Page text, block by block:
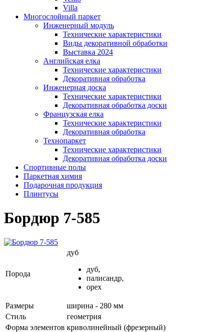
Villa
Многослойный паркет
Инженерный модуль
Технические характеристики
Виды декоративной обработки
Выставка 2024
Английская елка
Технические характеристики
Декоративная обработка
Инженерная доска
Технические характеристики
Декоративная обработка доски
Французская елка
Технические характеристики
Декоративная обработка
Технопаркет
Технические характеристики
Декоративная обработка доски
Спортивные полы
Паркетная химия
Подарочная продукция
Плинтусы
Бордюр 7-585
Порода
дуб
дуб,
палисандр,
орех
Размеры
ширина - 280 мм
Стиль
геометрия
Форма элементов криволинейный (фрезерный)